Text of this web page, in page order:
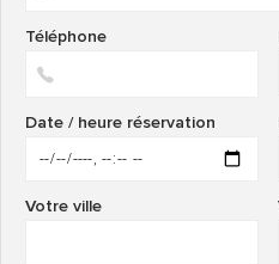
Téléphone
Date / heure réservation
Votre ville